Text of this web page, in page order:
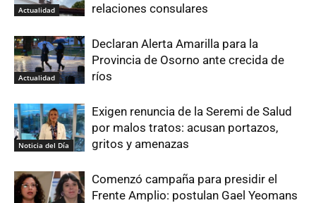
Actualidad
relaciones consulares
Actualidad
Declaran Alerta Amarilla para la
Provincia de Osorno ante crecida de
ríos
Noticia del Día
Exigen renuncia de la Seremi de Salud
por malos tratos: acusan portazos,
gritos y amenazas
Comenzó campaña para presidir el
Frente Amplio: postulan Gael Yeomans